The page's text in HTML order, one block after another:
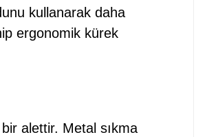
kullanarak daha
ergonomik kürek
alettir. Metal sıkma